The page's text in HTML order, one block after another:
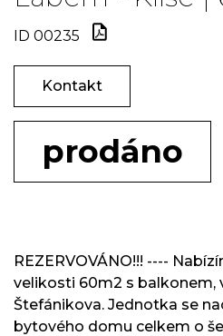
ID 00235
Kontakt
prodáno
REZERVOVÁNO!!! ----
velikosti 60m2 s balkonem,
Štefánikova. Jednotka se
bytového domu celkem o